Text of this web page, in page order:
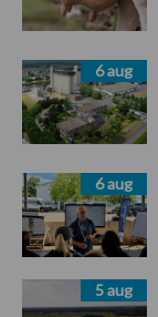
6 aug
6 aug
5 aug